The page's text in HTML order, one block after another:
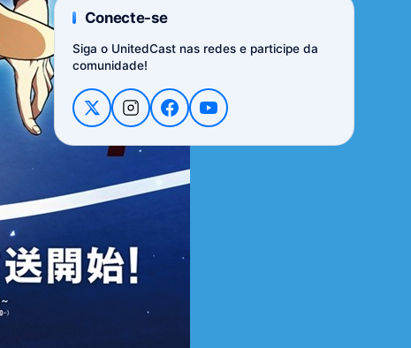
Conecte-se
Siga o UnitedCast nas redes e participe da
comunidade!